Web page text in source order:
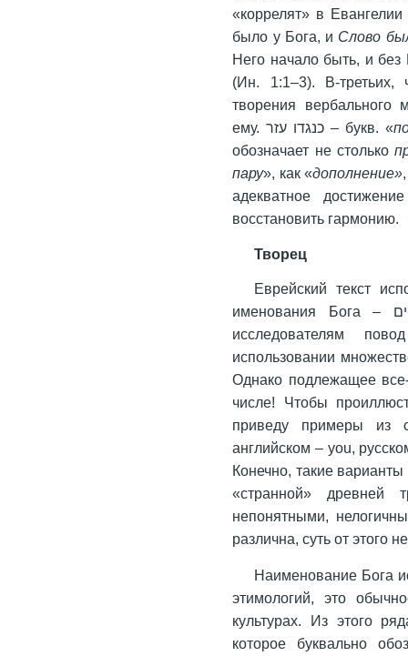
«коррелят» в
было у Бога, и Слово
Него начало быть, и без
(Ин. 1:1–3). В-третьих,
творения
ему. כנגדו עזר – букв. «
обозначает не столько
пару», как «дополнение»
адекватное
восстановить гармонию.
Творец
Еврейский текст
именования Бога – אֱלֹהִים (буквально Боги, Высшие), что дало
исследователям
использовании
Однако подлежащее все-
числе! Чтобы
приведу примеры из
английском – you,
Конечно, такие
«странной»
непонятными,
различна, суть от этого
Наименование Бога
этимологий, это
культурах. Из этого
которое буквально